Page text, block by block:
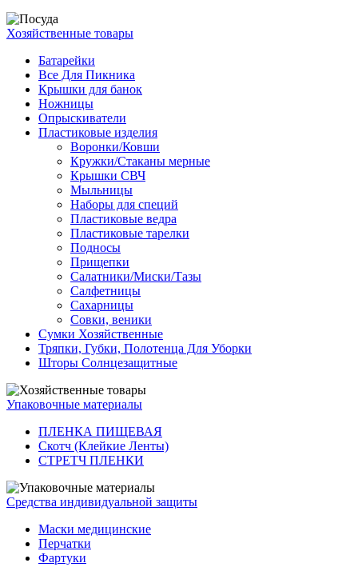
Хозяйственные товары
Батарейки
Все Для Пикника
Крышки для банок
Ножницы
Опрыскиватели
Пластиковые изделия
Воронки/Ковши
Кружки/Стаканы мерные
Крышки СВЧ
Мыльницы
Наборы для специй
Пластиковые ведра
Пластиковые тарелки
Подносы
Прищепки
Салатники/Миски/Тазы
Салфетницы
Сахарницы
Совки, веники
Сумки Хозяйственные
Тряпки, Губки, Полотенца Для Уборки
Шторы Солнцезащитные
Упаковочные материалы
ПЛЕНКА ПИЩЕВАЯ
Скотч (Клейкие Ленты)
СТРЕТЧ ПЛЕНКИ
Средства индивидуальной защиты
Маски медицинские
Перчатки
Фартуки